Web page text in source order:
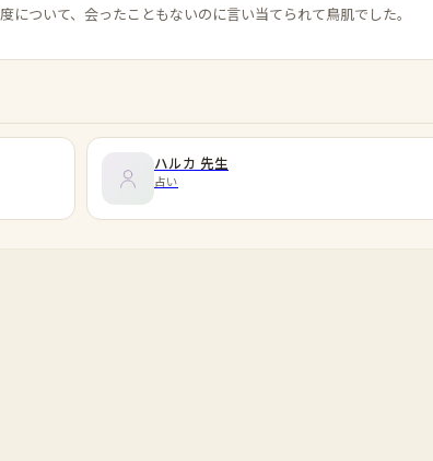
について、会ったこともないのに言い当てられて鳥肌でした。
ハルカ 先生
占い